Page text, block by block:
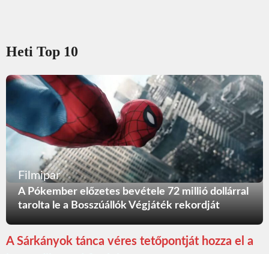
Heti Top 10
Filmipar
A Pókember előzetes bevétele 72 millió dollárral
tarolta le a Bosszúállók Végjáték rekordját
A Sárkányok tánca véres tetőpontját hozza el a